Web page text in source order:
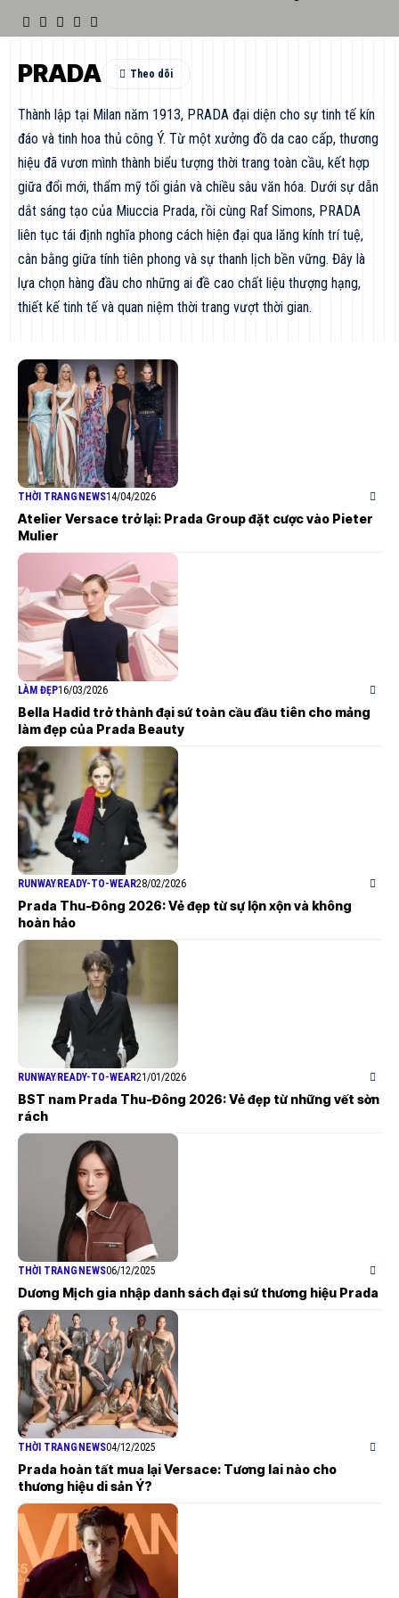
PRADA
Thành lập tại Milan năm 1913, PRADA đại diện cho sự tinh tế kín
đáo và tinh hoa thủ công Ý. Từ một xưởng đồ da cao cấp, thương
hiệu đã vươn mình thành biểu tượng thời trang toàn cầu, kết hợp
giữa đổi mới, thẩm mỹ tối giản và chiều sâu văn hóa. Dưới sự dẫn
dắt sáng tạo của Miuccia Prada, rồi cùng Raf Simons, PRADA
liên tục tái định nghĩa phong cách hiện đại qua lăng kính trí tuệ,
cân bằng giữa tính tiên phong và sự thanh lịch bền vững. Đây là
lựa chọn hàng đầu cho những ai đề cao chất liệu thượng hạng,
thiết kế tinh tế và quan niệm thời trang vượt thời gian.
THỜI TRANGNEWS14/04/2026
Atelier Versace trở lại: Prada Group đặt cược vào Pieter
Mulier
LÀM ĐẸP16/03/2026
Bella Hadid trở thành đại sứ toàn cầu đầu tiên cho mảng
làm đẹp của Prada Beauty
RUNWAYREADY-TO-WEAR28/02/2026
Prada Thu-Đông 2026: Vẻ đẹp từ sự lộn xộn và không
hoàn hảo
RUNWAYREADY-TO-WEAR21/01/2026
BST nam Prada Thu-Đông 2026: Vẻ đẹp từ những vết sờn
rách
THỜI TRANGNEWS06/12/2025
Dương Mịch gia nhập danh sách đại sứ thương hiệu Prada
THỜI TRANGNEWS04/12/2025
Prada hoàn tất mua lại Versace: Tương lai nào cho
thương hiệu di sản Ý?